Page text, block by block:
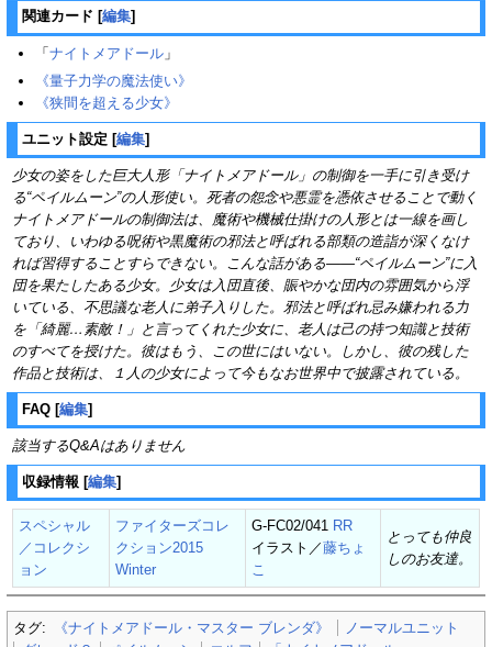
関連カード [編集]
「 ナイトメアドール 」
《量子力学の魔法使い》
《狭間を超える少女》
ユニット設定 [編集]
少女の姿をした巨大人形「ナイトメアドール」の制御を一手に引き受け
る“ペイルムーン”の人形使い。死者の怨念や悪霊を憑依させることで動く
ナイトメアドールの制御法は、魔術や機械仕掛けの人形とは一線を画し
ており、いわゆる呪術や黒魔術の邪法と呼ばれる部類の造詣が深くなけ
れば習得することすらできない。こんな話がある――“ペイルムーン”に入
団を果たしたある少女。少女は入団直後、賑やかな団内の雰囲気から浮
いている、不思議な老人に弟子入りした。邪法と呼ばれ忌み嫌われる力
を「綺麗…素敵！」と言ってくれた少女に、老人は己の持つ知識と技術
のすべてを授けた。彼はもう、この世にはいない。しかし、彼の残した
作品と技術は、１人の少女によって今もなお世界中で披露されている。
FAQ [編集]
該当するQ&Aはありません
収録情報 [編集]
スペシャル
／コレクシ
ョン
ファイターズコレ
クション2015
Winter
G-FC02/041 RR
イラスト／藤ちょ
こ
とっても仲良
しのお友達。
タグ: 《ナイトメアドール・マスター ブレンダ》
ノーマルユニット